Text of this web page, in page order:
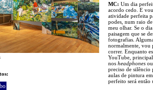
MC: Um dia
acordo cedo. E
atividade perfeita
podes, num raio
meu olhar. Se o
paisagem que se
fotografias.
normalmente, vou
correr. Enquanto
YouTube,
nos headphones
preciso de silêncio
aulas de pintura
perfeito será